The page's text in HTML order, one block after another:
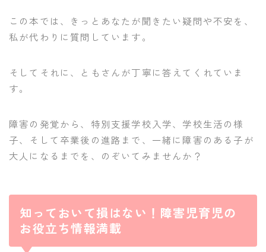
この本では、きっとあなたが聞きたい疑問や不安を、
私が代わりに質問しています。
そしてそれに、ともさんが丁寧に答えてくれていま
す。
障害の発覚から、特別支援学校入学、学校生活の様
子、そして卒業後の進路まで、一緒に障害のある子が
大人になるまでを、のぞいてみませんか？
知っておいて損はない！障害児育児の
お役立ち情報満載